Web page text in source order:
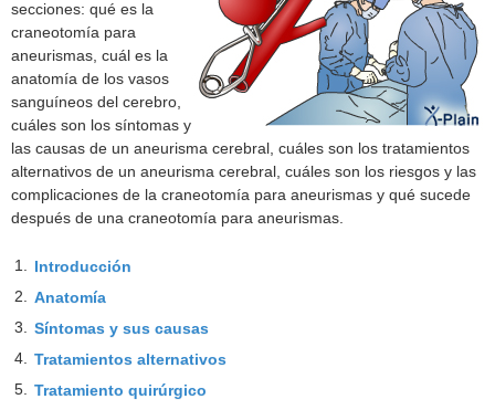
secciones: qué es la
craneotomía para
aneurismas, cuál es la
anatomía de los vasos
sanguíneos del cerebro,
cuáles son los síntomas y
las causas de un aneurisma cerebral, cuáles son los tratamientos
alternativos de un aneurisma cerebral, cuáles son los riesgos y las
complicaciones de la craneotomía para aneurismas y qué sucede
después de una craneotomía para aneurismas.
1. Introducción
2. Anatomía
3. Síntomas y sus causas
4. Tratamientos alternativos
5. Tratamiento quirúrgico